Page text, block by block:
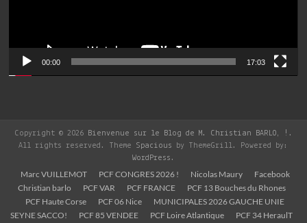
00:00 17:03
Copyright © 2026 Bienvenue sur le Blog de M. Christian BARLO, ! .
All rights reserved. Theme Spacious
by ThemeGrill. Powered by:
WordPress .
Marc VUILLEMOT PCF CONGRES 2026 ! Nicolas Maury
Facebook
Christian barlo
PCF VAR PCF FRANCE
PCF 13 Bouches du Rhones
PCF Haute Corse
PCF 06 Nice
MUNICIPALES 2026 GAUCHE UNIE
SEYNE SACCO!
PCF 85 VENDEE PCF Loire Atlantique
PCF 34 HeraulT